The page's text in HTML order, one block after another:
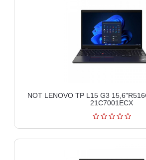
NOT LENOVO TP L15 G3
21C7001ECX